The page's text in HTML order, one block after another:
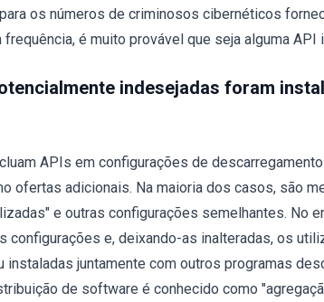
os números de criminosos cibernéticos
é muito provável que seja alguma API
indesejadas foram
APIs em configurações de
ofertas adicionais. Na maioria dos casos, são
e outras configurações semelhantes. No
e, deixando-as inalteradas, os
juntamente com outros programas
de software é conhecido como